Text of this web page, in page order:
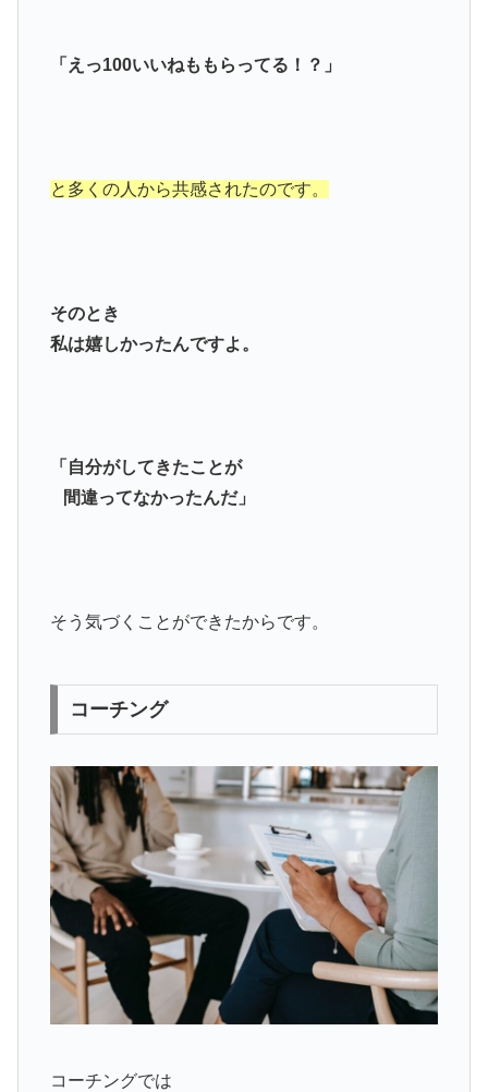
「えっ100いいねももらってる！？」
と多くの人から共感されたのです。
そのとき
私は嬉しかったんですよ。
「自分がしてきたことが
間違ってなかったんだ」
そう気づくことができたからです。
コーチング
コーチングでは